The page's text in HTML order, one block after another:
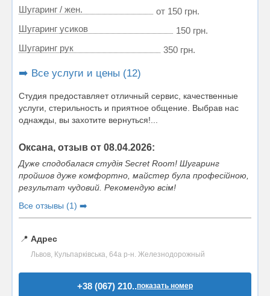
Шугаринг / жен.
от 150 грн.
Шугаринг усиков
150 грн.
Шугаринг рук
350 грн.
➡️ Все услуги и цены (12)
Студия предоставляет отличный сервис, качественные
услуги, стерильность и приятное общение. Выбрав нас
однажды, вы захотите вернуться!...
Оксана, отзыв от 08.04.2026:
Дуже сподобалася студія Secret Room! Шугаринг
пройшов дуже комфортно, майстер була професійною,
результат чудовий. Рекомендую всім!
Все отзывы (1) ➡️
📍 Адрес
Львов, Кульпарківська, 64а р-н. Железнодорожный
+38 (067) 210..показать номер